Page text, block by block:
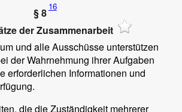
§ 8 16
der Zusammenarbeit
und alle Ausschüsse unterstützen
der Wahrnehmung ihrer Aufgaben
erforderlichen Informationen und
die die Zuständigkeit mehrerer